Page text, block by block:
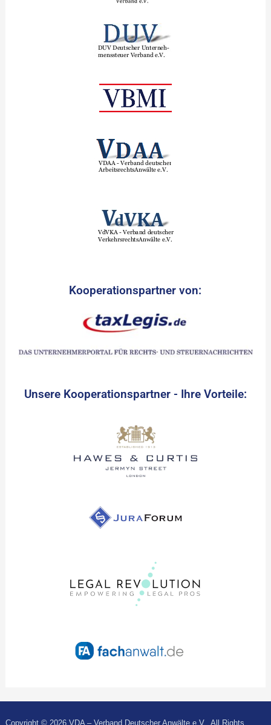
Kooperationspartner von:
Unsere Kooperationspartner - Ihre Vorteile:
Copyright © 2026 VDA – Verband Deutscher Anwälte e.V.. All Rights